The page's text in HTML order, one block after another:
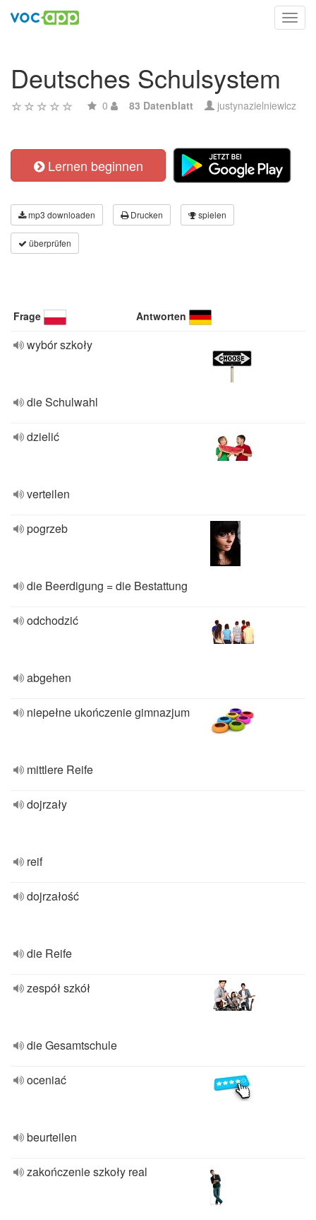
Deutsches Schulsystem
0 83 Datenblatt justynazielniewicz
Lernen beginnen
mp3 downloaden Drucken spielen
überprüfen
Frage Antworten
wybór szkoły
die Schulwahl
dzielić
verteilen
pogrzeb
die Beerdigung = die Bestattung
odchodzić
abgehen
niepełne ukończenie gimnazjum
mittlere Reife
dojrzały
reif
dojrzałość
die Reife
zespół szkół
die Gesamtschule
oceniać
beurteilen
zakończenie szkoły real